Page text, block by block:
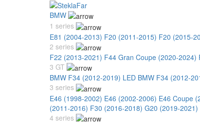
BMW
1 series
E81 (2004-2013) F20 (2011-2015) F20 (2015-
2 series
F22 (2013-2021) F44 Gran Coupe (2020-2024)
3 GT
BMW F34 (2012-2019) LED BMW F34 (2012-
3 series
E46 (1998-2002) E46 (2002-2006) E46 Coupe
(2011-2016) F30 (2016-2018) G20 (2019-2021)
4 series